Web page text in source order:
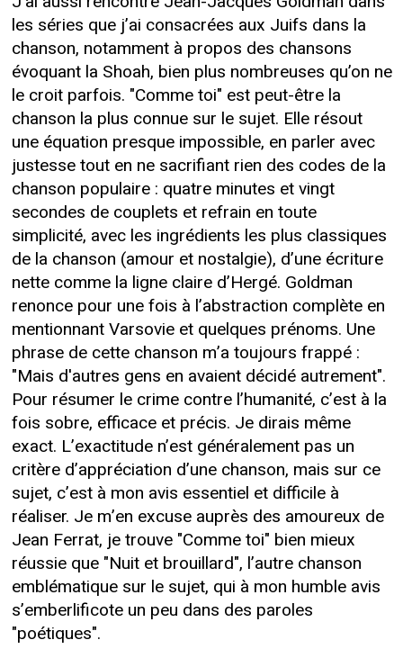
les séries que j’ai consacrées aux Juifs dans la
chanson, notamment à propos des chansons
évoquant la Shoah, bien plus nombreuses qu’on ne
le croit parfois. "Comme toi" est peut-être la
chanson la plus connue sur le sujet. Elle résout
une équation presque impossible, en parler avec
justesse tout en ne sacrifiant rien des codes de la
chanson populaire : quatre minutes et vingt
secondes de couplets et refrain en toute
simplicité, avec les ingrédients les plus classiques
de la chanson (amour et nostalgie), d’une écriture
nette comme la ligne claire d’Hergé. Goldman
renonce pour une fois à l’abstraction complète en
mentionnant Varsovie et quelques prénoms. Une
phrase de cette chanson m’a toujours frappé :
"Mais d'autres gens en avaient décidé autrement".
Pour résumer le crime contre l’humanité, c’est à la
fois sobre, efficace et précis. Je dirais même
exact. L’exactitude n’est généralement pas un
critère d’appréciation d’une chanson, mais sur ce
sujet, c’est à mon avis essentiel et difficile à
réaliser. Je m’en excuse auprès des amoureux de
Jean Ferrat, je trouve "Comme toi" bien mieux
réussie que "Nuit et brouillard", l’autre chanson
emblématique sur le sujet, qui à mon humble avis
s’emberlificote un peu dans des paroles
"poétiques".